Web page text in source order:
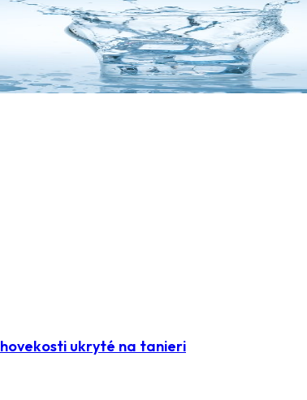
ukryté na tanieri